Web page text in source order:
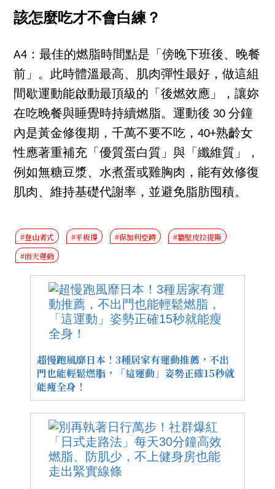
該怎麼吃才不會白練？
A4：最佳的燃脂時間點是「傍晚下班後、晚餐
前」。此時體溫最高、肌肉彈性最好，做這組
間歇運動能啟動最頂級的「後燃效應」，讓妳
在吃晚餐與睡覺時持續燃脂。運動後 30 分鐘
內是黃金修復期，千萬不要不吃，40+熟齡女
性應著重補充「優質蛋白質」與「纖維質」，
例如無糖豆漿、水煮蛋或雞胸肉，能有效修復
肌肉、維持基礎代謝率，並避免脂肪囤積。
#登山者式 #平板撐 #保加利亞蹲
#牆壁皮拉提斯
#雨天運動
超慢跑風靡日本！3種居家有運動推薦，不出
門也能輕鬆燃脂，「這運動」姿勢正確15秒就
能瘦全身！